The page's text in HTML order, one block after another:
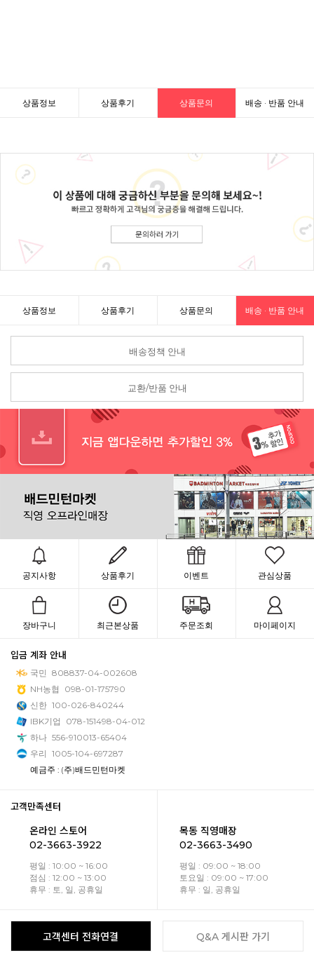
상품정보 상품후기 상품문의 배송 · 반품 안내
상품정보 상품후기 상품문의 배송 · 반품 안내
배송정책 안내
교환/반품 안내
공지사항 상품후기 이벤트 관심상품
장바구니 최근본상품 주문조회 마이페이지
입금 계좌 안내
국민 808837-04-002608
NH농협
098-01-175790
신한 100-026-840244
IBK기업
078-151498-04-012
하나 556-910013-65404
우리 1005-104-697287
예금주 : (주)배드민턴마켓
고객만족센터
온라인 스토어
02-3663-3922
평일 : 10:00 ~ 16:00
점심 : 12:00 ~ 13:00
휴무 : 토, 일, 공휴일
목동 직영매장
02-3663-3490
평일 : 09:00 ~ 18:00
토요일 : 09:00 ~ 17:00
휴무 : 일, 공휴일
고객센터 전화연결 Q&A 게시판 가기